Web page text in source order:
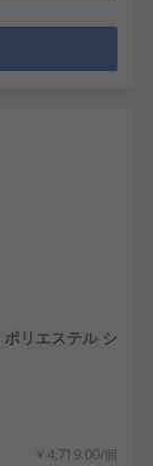
リエステル シ
￥4,719.00/個